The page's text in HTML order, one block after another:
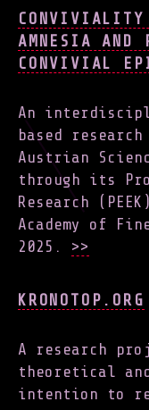
AMNESIA AND
CONVIVIAL
An
based
Austrian
through its
Research
Academy of
2025.
>>
KRONOTOP.ORG
A research
theoretical
intention to